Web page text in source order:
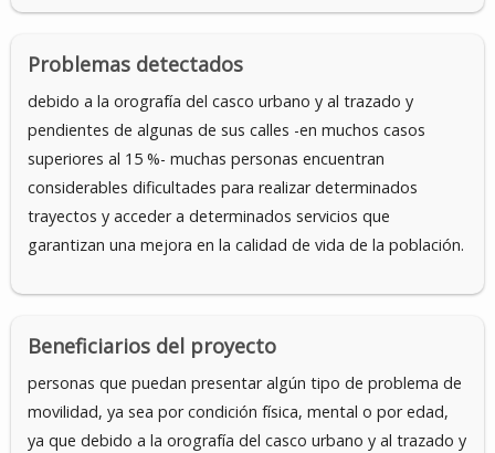
Problemas detectados
debido a la orografía del casco urbano y al trazado y
pendientes de algunas de sus calles -en muchos casos
superiores al 15 %- muchas personas encuentran
considerables dificultades para realizar determinados
trayectos y acceder a determinados servicios que
garantizan una mejora en la calidad de vida de la población.
Beneficiarios del proyecto
personas que puedan presentar algún tipo de problema de
movilidad, ya sea por condición física, mental o por edad,
ya que debido a la orografía del casco urbano y al trazado y